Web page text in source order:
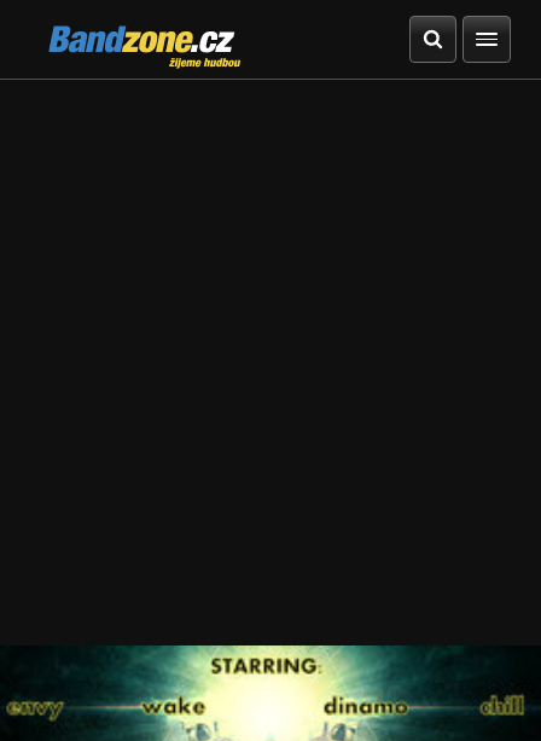
Bandzone.cz
žijeme hudbou